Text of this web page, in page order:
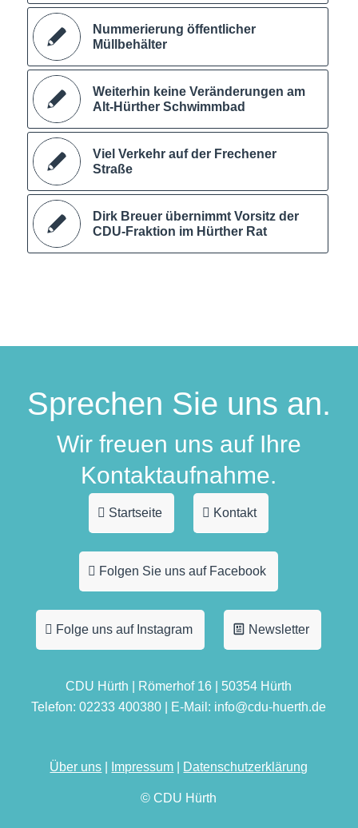
Nummerierung öffentlicher
Müllbehälter
Weiterhin keine Veränderungen am
Alt-Hürther Schwimmbad
Viel Verkehr auf der Frechener
Straße
Dirk Breuer übernimmt Vorsitz der
CDU-Fraktion im Hürther Rat
Sprechen Sie uns an.
Wir freuen uns auf Ihre
Kontaktaufnahme.
Startseite Kontakt
Folgen Sie uns auf Facebook
Folge uns auf Instagram Newsletter
CDU Hürth | Römerhof 16 | 50354 Hürth
Telefon: 02233 400380 | E-Mail: info@cdu-huerth.de
Über uns Impressum Datenschutzerklärung
© CDU Hürth